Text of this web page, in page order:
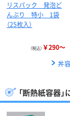
リスパック 発泡ど
んぶり 特小 1袋
（25枚入）
（税込） ￥290～
丼
「断熱紙容器